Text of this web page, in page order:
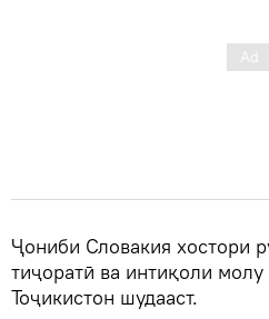
Ҷониби Словакия хостори
тиҷоратӣ ва интиқоли
Тоҷикистон шудааст.